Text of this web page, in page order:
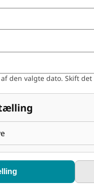
den valgte dato. Skift